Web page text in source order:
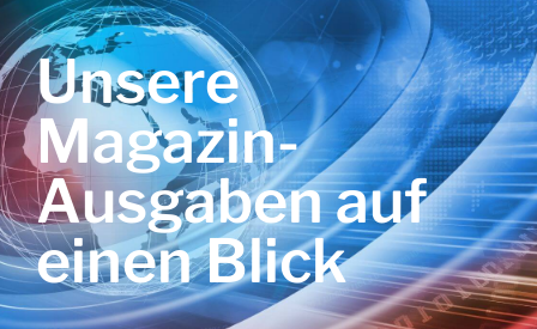
Unsere
Magazin-
Ausgaben auf
einen Blick